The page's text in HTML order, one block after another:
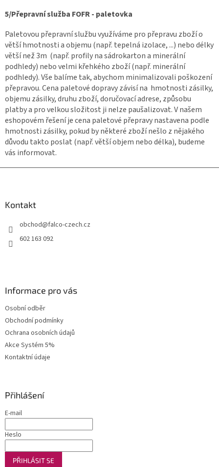
5/Přepravní služba FOFR - paletovka
Paletovou přepravní službu využíváme pro přepravu zboží o
větší hmotnosti a objemu (např. tepelná izolace, ...) nebo délky
větší než 3m (např. profily na sádrokarton a minerální
podhledy) nebo velmi křehkého zboží (např. minerální
podhledy). Vše balíme tak, abychom minimalizovali poškození
přepravou. Cena paletové dopravy závisí na hmotnosti zásilky,
objemu zásilky, druhu zboží, doručovací adrese, způsobu
platby a pro velkou složitost ji nelze paušalizovat. V našem
eshopovém řešení je cena paletové přepravy nastavena podle
hmotnosti zásilky, pokud by některé zboží nešlo z nějakého
důvodu takto poslat (např. větší objem nebo délka), budeme
vás informovat.
Kontakt
obchod@falco-czech.cz
602 163 092
Informace pro vás
Osobní odběr
Obchodní podmínky
Ochrana osobních údajů
Akce Systém 5%
Kontaktní údaje
Přihlášení
E-mail
Heslo
PŘIHLÁSIT SE